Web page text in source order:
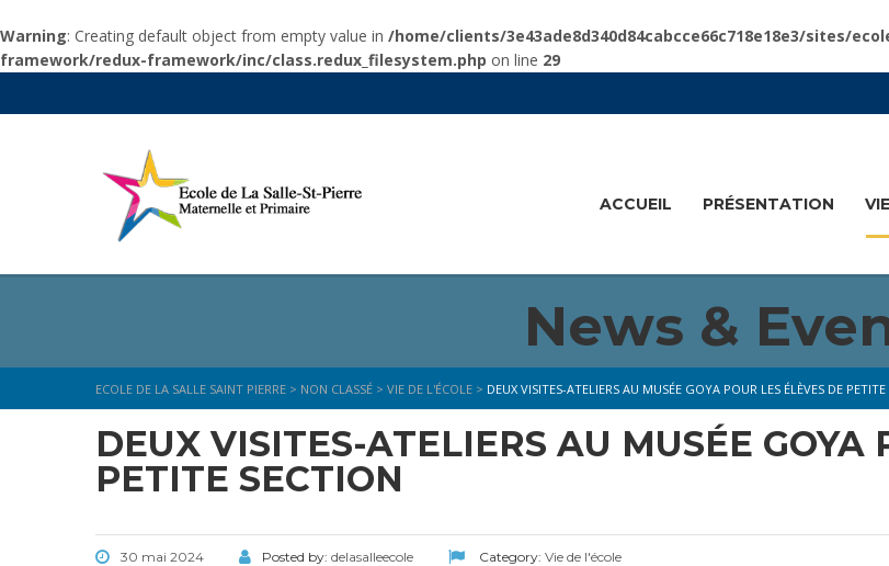
Warning: Creating default object from empty value in /home/clients/3e43ade8d340d84cabcce66c718e18e3/sites/
framework/redux-framework/inc/class.redux_filesystem.php on line 29
ACCUEIL PRÉSENTATION
News &
ECOLE DE LA SALLE SAINT PIERRE > NON CLASSÉ > VIE DE L'ÉCOLE > DEUX VISITES-ATELIERS AU MUSÉE GOYA POUR LES ÉLÈVES DE
DEUX VISITES-ATELIERS AU MUSÉE GOYA
PETITE SECTION
30 mai 2024 Posted by: delasalleecole Category: Vie de l'école